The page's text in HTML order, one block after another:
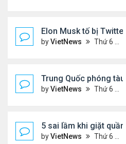
Elon Musk tố bị Twitter
byVietNews Thứ 6 Tháng 8 05, 2022 3:01 pm
Trung Quốc phóng
byVietNews Thứ 6 Tháng 8 05, 2022 2:24 pm
5 sai lầm khi giặt quần
byVietNews Thứ 6 Tháng 8 05, 2022 2:21 pm